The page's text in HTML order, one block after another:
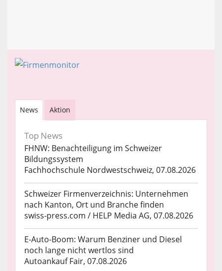
News Aktion
Top News
FHNW: Benachteiligung im Schweizer
Bildungssystem
Fachhochschule Nordwestschweiz, 07.08.2026
Schweizer Firmenverzeichnis: Unternehmen
nach Kanton, Ort und Branche finden
swiss-press.com / HELP Media AG, 07.08.2026
E-Auto-Boom: Warum Benziner und Diesel
noch lange nicht wertlos sind
Autoankauf Fair, 07.08.2026